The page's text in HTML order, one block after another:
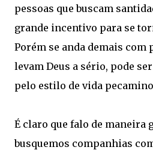
pessoas que buscam
grande incentivo para se
Porém se anda demais com
levam Deus a sério, pode
pelo estilo de vida
É claro que falo de maneira
busquemos companhias